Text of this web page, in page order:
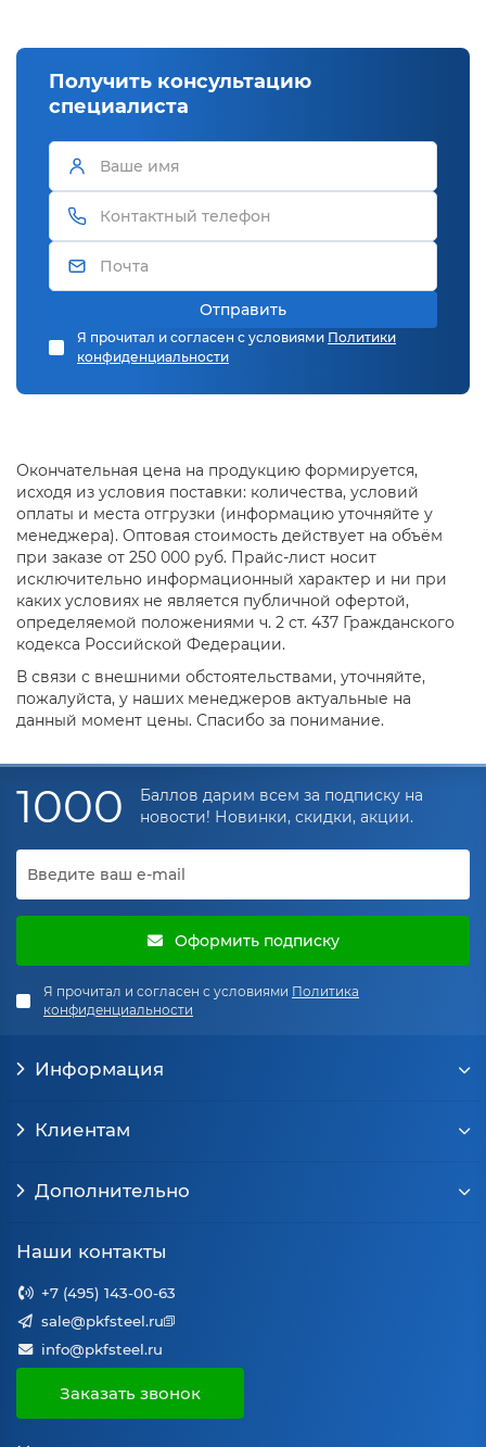
Получить консультацию
специалиста
Отправить
Я прочитал и согласен с условиями Политики
конфиденциальности
Окончательная цена на продукцию формируется,
исходя из условия поставки: количества, условий
оплаты и места отгрузки (информацию уточняйте у
менеджера). Оптовая стоимость действует на объём
при заказе от 250 000 руб. Прайс-лист носит
исключительно информационный характер и ни при
каких условиях не является публичной офертой,
определяемой положениями ч. 2 ст. 437 Гражданского
кодекса Российской Федерации.
В связи с внешними обстоятельствами, уточняйте,
пожалуйста, у наших менеджеров актуальные на
данный момент цены. Спасибо за понимание.
1000
Баллов дарим всем за подписку на
новости! Новинки, скидки, акции.
Оформить подписку
Я прочитал и согласен с условиями Политика
конфиденциальности
Информация
Клиентам
Дополнительно
Наши контакты
+7 (495) 143-00-63
sale@pkfsteel.ru
info@pkfsteel.ru
Заказать звонок